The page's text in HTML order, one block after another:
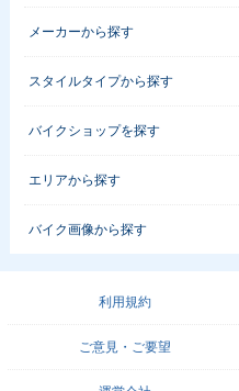
メーカーから探す
スタイルタイプから探す
バイクショップを探す
エリアから探す
バイク画像から探す
利用規約
ご意見・ご要望